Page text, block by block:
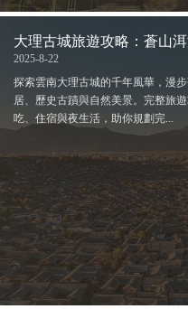
大理古城旅遊攻略：蒼山
2025-8-22
探索雲南大理古城的千年風華，漫
居、歷史古蹟與自然美景。完整旅
吃、住宿與夜生活，助你規劃完...